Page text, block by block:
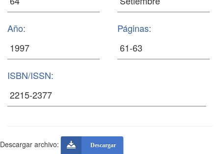
Año: Páginas:
ISBN/ISSN:
Descargar archivo: Descargar